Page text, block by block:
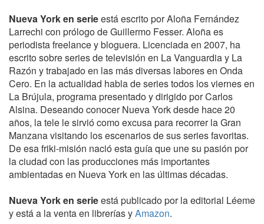
Nueva York en serieestá escrito por Aloña Fernández
Larrechi con prólogo de Guillermo Fesser. Aloña es
periodista freelance y bloguera. Licenciada en 2007, ha
escrito sobre series de televisión en La Vanguardia y La
Razón y trabajado en las más diversas labores en Onda
Cero. En la actualidad habla de series todos los viernes en
La Brújula, programa presentado y dirigido por Carlos
Alsina. Deseando conocer Nueva York desde hace 20
años, la tele le sirvió como excusa para recorrer la Gran
Manzana visitando los escenarios de sus series favoritas.
De esa friki-misión nació esta guía que une su pasión por
la ciudad con las producciones más importantes
ambientadas en Nueva York en las últimas décadas.
Nueva York en serieestá publicado por la editorial Léeme
y está a la venta en librerías yAmazon.